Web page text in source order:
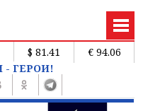
$ 81.41
€ 94.06
- ГЕРОИ!